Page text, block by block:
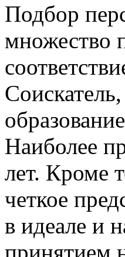
Подбор
множество
Наиболее
лет. Кроме
четкое
в идеале и
принятием